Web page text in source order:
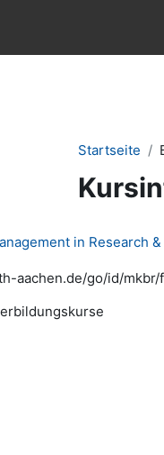
Startseite
in Research
aachen.de/go/id/